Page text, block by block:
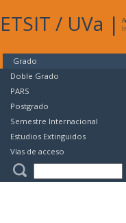
ETSIT / UVa |
Grado
Doble Grado
PARS
Postgrado
Semestre Internacional
Estudios Extinguidos
Vías de acceso